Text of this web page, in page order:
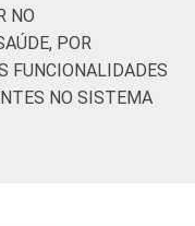
NO
POR
FUNCIONALIDADES
NO SISTEMA